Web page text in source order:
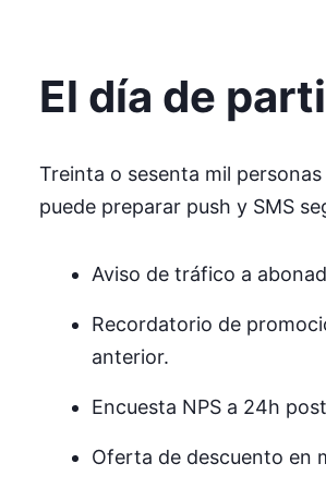
El día de
Treinta o sesenta mil
puede preparar push y SMS
Aviso de tráfico a
Recordatorio de
anterior.
Encuesta NPS a 24h
Oferta de descuento en